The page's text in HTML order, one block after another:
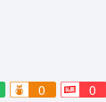
0 0